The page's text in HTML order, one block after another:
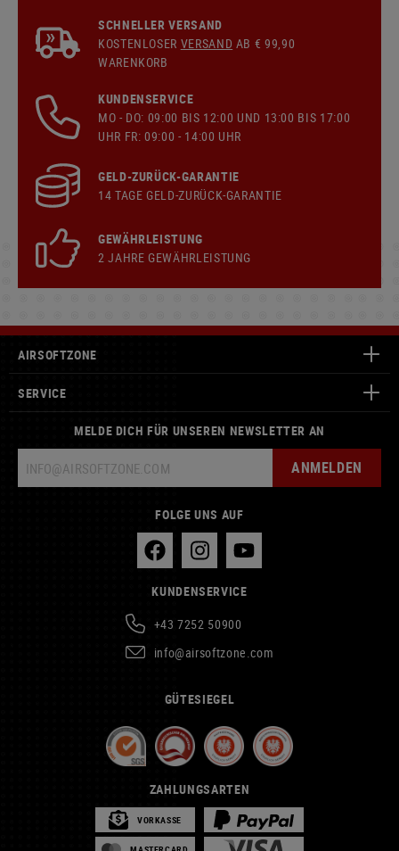
SCHNELLER VERSAND
KOSTENLOSER VERSAND AB € 99,90
WARENKORB
KUNDENSERVICE
MO - DO: 09:00 BIS 12:00 UND 13:00 BIS 17:00
UHR FR: 09:00 - 14:00 UHR
GELD-ZURÜCK-GARANTIE
14 TAGE GELD-ZURÜCK-GARANTIE
GEWÄHRLEISTUNG
2 JAHRE GEWÄHRLEISTUNG
AIRSOFTZONE
SERVICE
MELDE DICH FÜR UNSEREN NEWSLETTER AN
ANMELDEN
FOLGE UNS AUF
KUNDENSERVICE
+43 7252 50900
info@airsoftzone.com
GÜTESIEGEL
ZAHLUNGSARTEN
VORKASSE